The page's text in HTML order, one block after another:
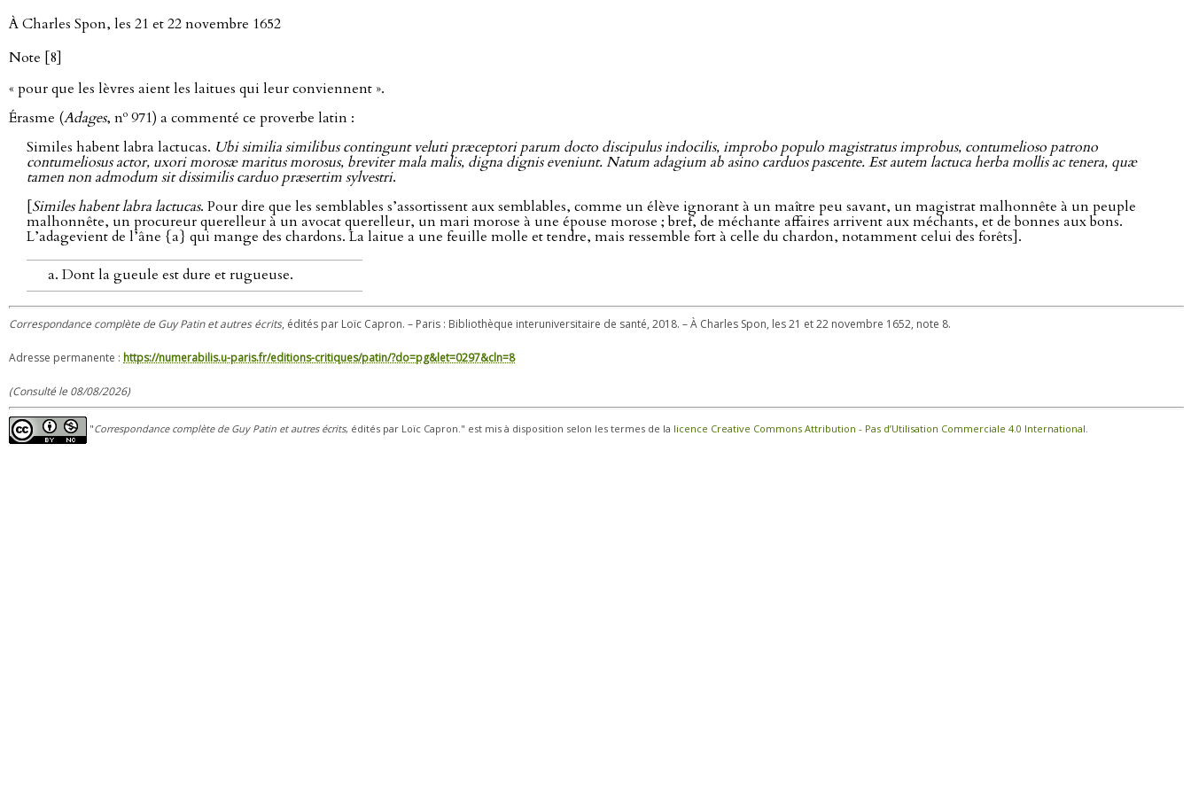
À Charles Spon, les 21 et 22 novembre 1652
Note [8]
« pour que les lèvres aient les laitues qui leur conviennent ».
Érasme (Adages, no 971) a commenté ce proverbe latin :
Similes habent labra lactucas. Ubi similia similibus contingunt veluti præceptori parum docto discipulus indocilis, improbo populo magistratus improbus, contumelioso patrono
contumeliosus actor, uxori morosæ maritus morosus, breviter mala malis, digna dignis eveniunt. Natum adagium ab asino carduos pascente. Est autem lactuca herba mollis ac tenera, quæ
tamen non admodum sit dissimilis carduo præsertim sylvestri.
[Similes habent labra lactucas. Pour dire que les semblables s’assortissent aux semblables, comme un élève ignorant à un maître peu savant, un magistrat malhonnête à un peuple
malhonnête, un procureur querelleur à un avocat querelleur, un mari morose à une épouse morose ; bref, de méchante affaires arrivent aux méchants, et de bonnes aux bons.
L’adagevient de l’âne {a} qui mange des chardons. La laitue a une feuille molle et tendre, mais ressemble fort à celle du chardon, notamment celui des forêts].
Dont la gueule est dure et rugueuse.
Correspondance complète de Guy Patin et autres écrits, édités par Loïc Capron. – Paris : Bibliothèque interuniversitaire de santé, 2018. – À Charles Spon, les 21 et 22 novembre 1652, note 8.
Adresse permanente : https://numerabilis.u-paris.fr/editions-critiques/patin/?do=pg&let=0297&cln=8
(Consulté le 08/08/2026)
"Correspondance complète de Guy Patin et autres écrits, édités par Loïc Capron." est mis à disposition selon les termes de la licence Creative Commons Attribution - Pas d’Utilisation Commerciale 4.0 International.